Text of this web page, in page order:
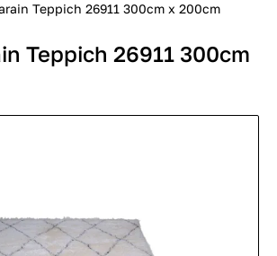
Teppich 26911 300cm x 200cm
Teppich 26911 300cm